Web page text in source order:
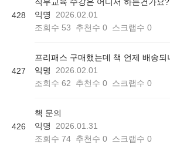
428
익명
2026.02.01
조회수 53 추천수 0 스크랩수 0
427
익명
2026.02.01
조회수 62 추천수 0 스크랩수 0
426
책 문의
익명
2026.01.31
조회수 74 추천수 0 스크랩수 0